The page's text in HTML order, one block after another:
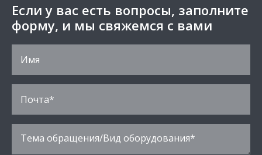
Если у вас есть вопросы, заполните
форму, и мы свяжемся с вами